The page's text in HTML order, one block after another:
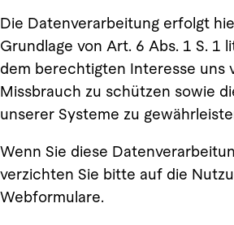
Die Datenverarbeitung erfolgt
Grundlage von Art. 6 Abs. 1 S. 1
dem berechtigten Interesse uns
Missbrauch zu schützen sowie
unserer Systeme zu
Wenn Sie diese
verzichten Sie bitte auf die
Webformulare.